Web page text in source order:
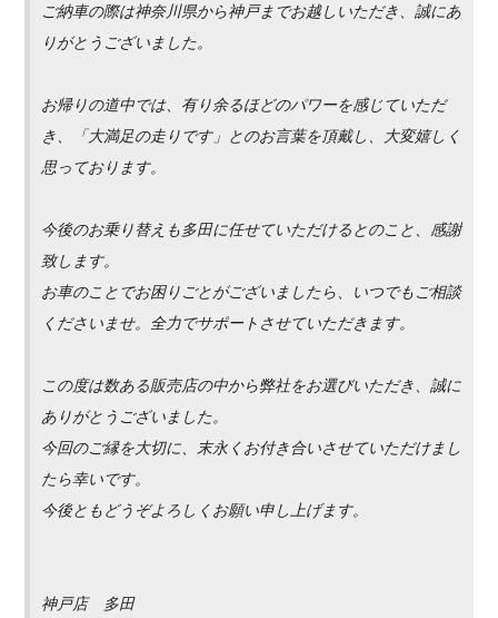
ご納車の際は神奈川県から神戸までお越しいただき、誠にあ
りがとうございました。
お帰りの道中では、有り余るほどのパワーを感じていただ
き、「大満足の走りです」とのお言葉を頂戴し、大変嬉しく
思っております。
今後のお乗り替えも多田に任せていただけるとのこと、感謝
致します。
お車のことでお困りごとがございましたら、いつでもご相談
くださいませ。全力でサポートさせていただきます。
この度は数ある販売店の中から弊社をお選びいただき、誠に
ありがとうございました。
今回のご縁を大切に、末永くお付き合いさせていただけまし
たら幸いです。
今後ともどうぞよろしくお願い申し上げます。
神戸店 多田